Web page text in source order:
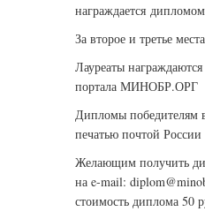
награждается
За второе и третье
Лауреаты
портала МИНОБР.ОРГ
Дипломы победителям
печатью почтой России
Желающим получить
на e-mail:
стоимость диплома 50